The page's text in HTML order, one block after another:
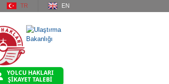
TR EN
YOLCU HAKLARI
ŞİKAYET TALEBİ